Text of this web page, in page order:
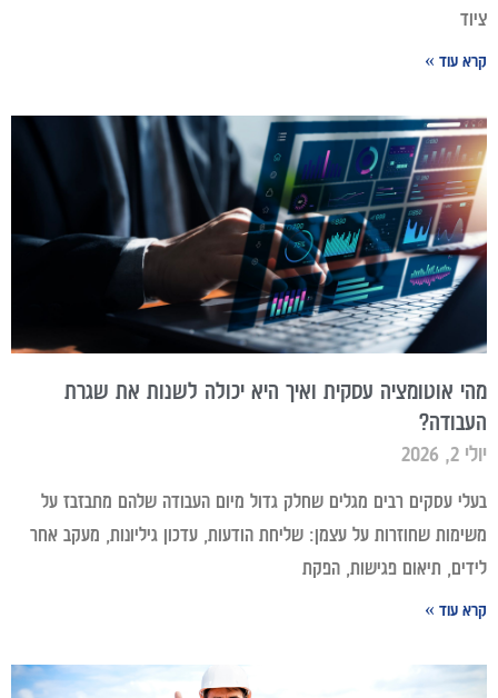
ציוד
קרא עוד »
מהי אוטומציה עסקית ואיך היא יכולה לשנות את שגרת
העבודה?
יולי 2, 2026
בעלי עסקים רבים מגלים שחלק גדול מיום העבודה שלהם מתבזבז על
משימות שחוזרות על עצמן: שליחת הודעות, עדכון גיליונות, מעקב אחר
לידים, תיאום פגישות, הפקת
קרא עוד »